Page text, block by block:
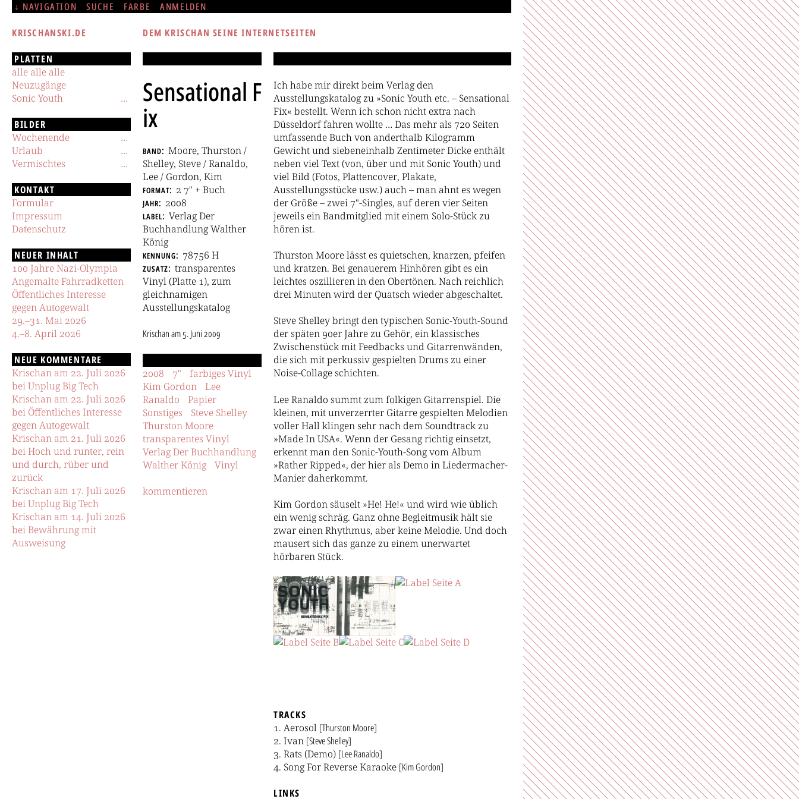
NAVIGATION SUCHE FARBE ANMELDEN
KRISCHANSKI.DE DEM KRISCHAN SEINE INTERNETSEITEN
Sensational F
ix
band Moore, Thurston /
Shelley, Steve / Ranaldo,
Lee / Gordon, Kim
format 2 7" + Buch
jahr 2008
label Verlag Der
Buchhandlung Walther
König
kennung 78756 H
zusatz transparentes
Vinyl (Platte 1), zum
gleichnamigen
Ausstellungskatalog
Krischanam5. Juni 2009
Ich habe mir direkt beim Verlag den
Ausstellungskatalog zu »Sonic Youth etc. – Sensational
Fix« bestellt. Wenn ich schon nicht extra nach
Düsseldorf fahren wollte … Das mehr als 720 Seiten
umfassende Buch von anderthalb Kilogramm
Gewicht und siebeneinhalb Zentimeter Dicke enthält
neben viel Text (von, über und mit Sonic Youth) und
viel Bild (Fotos, Plattencover, Plakate,
Ausstellungsstücke usw.) auch – man ahnt es wegen
der Größe – zwei 7"-Singles, auf deren vier Seiten
jeweils ein Bandmitglied mit einem Solo-Stück zu
hören ist.
Thurston Moore lässt es quietschen, knarzen, pfeifen
und kratzen. Bei genauerem Hinhören gibt es ein
leichtes oszillieren in den Obertönen. Nach reichlich
drei Minuten wird der Quatsch wieder abgeschaltet.
Steve Shelley bringt den typischen Sonic-Youth-Sound
der späten 90er Jahre zu Gehör, ein klassisches
Zwischenstück mit Feedbacks und Gitarrenwänden,
die sich mit perkussiv gespielten Drums zu einer
Noise-Collage schichten.
Lee Ranaldo summt zum folkigen Gitarrenspiel. Die
kleinen, mit unverzerrter Gitarre gespielten Melodien
voller Hall klingen sehr nach dem Soundtrack zu
»Made In USA«. Wenn der Gesang richtig einsetzt,
erkennt man den Sonic-Youth-Song vom Album
»Rather Ripped«, der hier als Demo in Liedermacher-
Manier daherkommt.
Kim Gordon säuselt »He! He!« und wird wie üblich
ein wenig schräg. Ganz ohne Begleitmusik hält sie
zwar einen Rhythmus, aber keine Melodie. Und doch
mausert sich das ganze zu einem unerwartet
hörbaren Stück.
TRACKS
Aerosol [Thurston Moore]
Ivan [Steve Shelley]
Rats (Demo) [Lee Ranaldo]
Song For Reverse Karaoke [Kim Gordon]
LINKS
2008 7"
farbiges Vinyl
Kim Gordon
Lee
Ranaldo
Papier
Sonstiges
Steve Shelley
Thurston Moore
transparentes Vinyl
Verlag Der Buchhandlung
Walther König
Vinyl
kommentieren
PLATTEN
alle alle alle
Neuzugänge
Sonic Youth
BILDER
Wochenende
Urlaub
Vermischtes
KONTAKT
Formular
Impressum
Datenschutz
NEUER INHALT
100 Jahre Nazi-Olympia
Angemalte Fahrradketten
Öffentliches Interesse
gegen Autogewalt
29.–31. Mai 2026
4.–8. April 2026
NEUE KOMMENTARE
Krischan am 22. Juli 2026
bei Unplug Big Tech
Krischan am 22. Juli 2026
bei Öffentliches Interesse
gegen Autogewalt
Krischan am 21. Juli 2026
bei Hoch und runter, rein
und durch, rüber und
zurück
Krischan am 17. Juli 2026
bei Unplug Big Tech
Krischan am 14. Juli 2026
bei Bewährung mit
Ausweisung